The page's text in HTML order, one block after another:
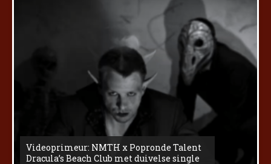
Videoprimeur: NMTH x Popronde Talent
Dracula’s Beach Club met duivelse single